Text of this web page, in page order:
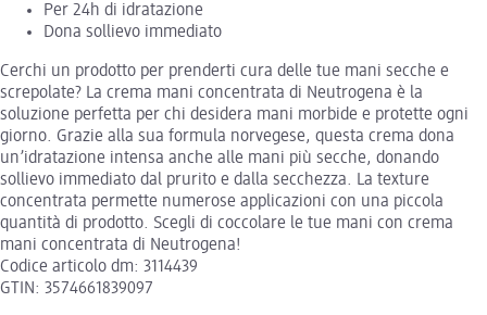
Per 24h di idratazione
Dona sollievo immediato
Cerchi un prodotto per prenderti cura delle tue mani secche e
screpolate? La crema mani concentrata di Neutrogena è la
soluzione perfetta per chi desidera mani morbide e protette ogni
giorno. Grazie alla sua formula norvegese, questa crema dona
un’idratazione intensa anche alle mani più secche, donando
sollievo immediato dal prurito e dalla secchezza. La texture
concentrata permette numerose applicazioni con una piccola
quantità di prodotto. Scegli di coccolare le tue mani con crema
mani concentrata di Neutrogena!
Codice articolo dm: 3114439
GTIN: 3574661839097